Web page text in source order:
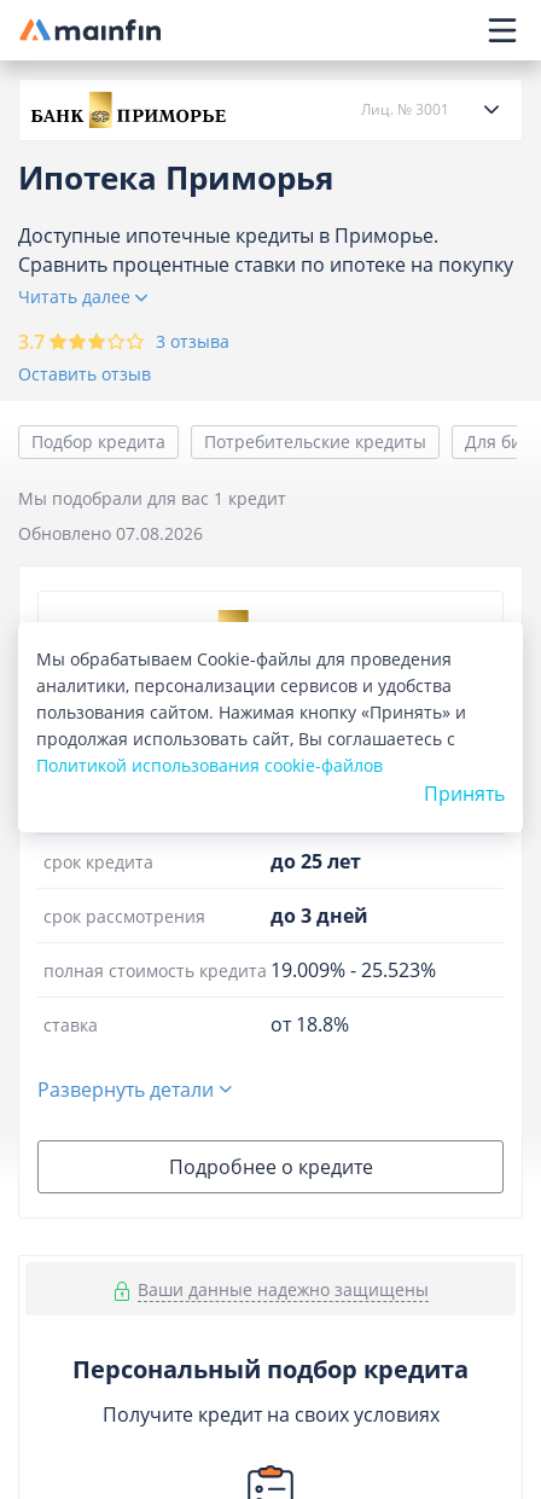
Главное меню
Ипотека Приморья
Доступные ипотечные кредиты в Приморье.
Сравнить процентные ставки по ипотеке на покупку
квартиры, дома, недвижимости Приморья,
Читать далее
Лиц. № 3001
Кредиты
Карты
Банкоматы
Курсы валют
3.7
3 отзыва
Оставить отзыв
Подбор кредита Потребительские кредиты Для
Мы подобрали для вас 1 кредит
Обновлено 07.08.2026
Ипотечный кредит «Новостройка»
Лиц. №3001
срок кредита до 25 лет
срок рассмотрения до 3 дней
полная стоимость кредита 19.009%-25.523%
ставка от 18.8%
Развернуть детали
Подробнее о кредите
Ваши данные надежно защищены
Персональный подбор кредита
Получите кредит на своих условиях
Мы обрабатываем Cookie-файлы для проведения
аналитики, персонализации сервисов и удобства
пользования сайтом. Нажимая кнопку «Принять» и
продолжая использовать сайт, Вы соглашаетесь с
Политикой использования cookie-файлов
Принять